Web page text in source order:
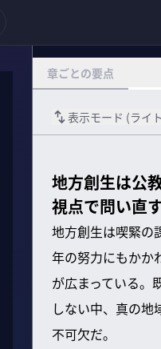
章ごとの要点
表示モード (ライト
地方創生は公
視点で問い直
地方創生は喫緊の
年の努力にもかか
が広まっている。
しない中、真の
不可欠だ。